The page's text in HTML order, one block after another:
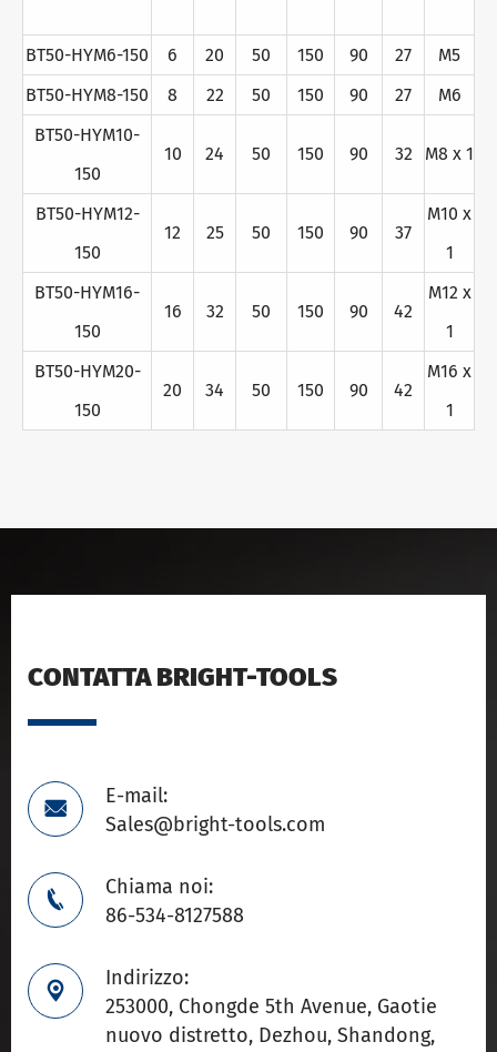
BT50-HYM6-150 6 20 50 150 90 27
M5
BT50-HYM8-150
8 22 50 150 90 27
M6
BT50-HYM10-
150
10 24 50 150 90 32 M8 x 1
BT50-HYM12-
150
12 25 50 150 90 37
M10 x
1
BT50-HYM16-
150
16 32 50 150 90 42
M12 x
1
BT50-HYM20-
150
20 34 50 150 90 42
M16 x
1
CONTATTA BRIGHT-TOOLS

E-mail:
Sales@bright-tools.com

Chiama noi:
86-534-8127588

Indirizzo:
253000, Chongde 5th Avenue, Gaotie
nuovo distretto, Dezhou, Shandong,